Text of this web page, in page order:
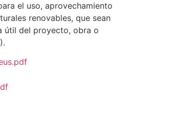
el uso, aprovechamiento
renovables, que sean
útil del proyecto, obra o